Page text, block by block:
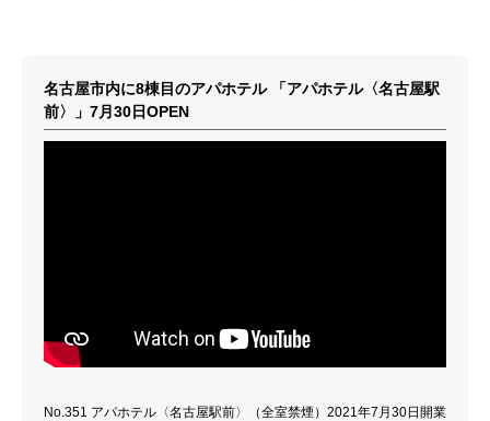
名古屋市内に8棟目のアパホテル 「アパホテル〈名古屋駅
前〉」7月30日OPEN
No.351 アパホテル〈名古屋駅前〉（全室禁煙）2021年7月30日開業